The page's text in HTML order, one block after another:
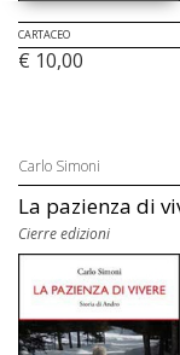
CARTACEO
€ 10,00
Carlo Simoni
La pazienza di
Cierre edizioni